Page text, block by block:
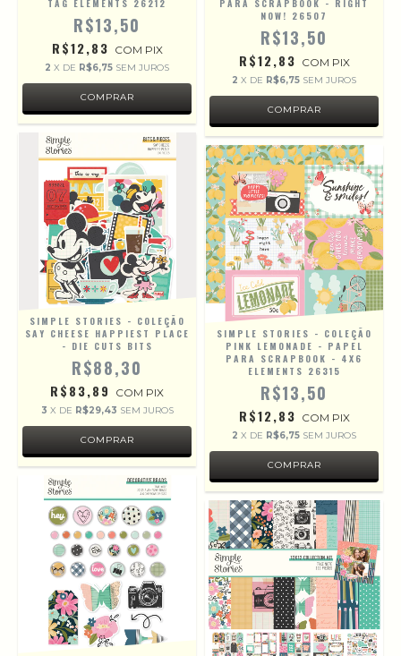
TAG ELEMENTS 26212
R$13,50
R$12,83 COM PIX
2 X DE R$6,75 SEM JUROS
PARA SCRAPBOOK - RIGHT
NOW! 26507
R$13,50
R$12,83 COM PIX
2 X DE R$6,75 SEM JUROS
SIMPLE STORIES - COLEÇÃO
SAY CHEESE HAPPIEST PLACE
- DIE CUTS BITS
R$88,30
R$83,89 COM PIX
3 X DE R$29,43 SEM JUROS
SIMPLE STORIES - COLEÇÃO
PINK LEMONADE - PAPEL
PARA SCRAPBOOK - 4X6
ELEMENTS 26315
R$13,50
R$12,83 COM PIX
2 X DE R$6,75 SEM JUROS